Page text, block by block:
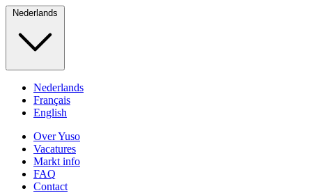
Nederlands
Nederlands
Français
English
Over Yuso
Vacatures
Markt info
FAQ
Contact